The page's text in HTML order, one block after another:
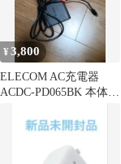
¥3,800
ELECOM AC充電器
ACDC-PD065BK 本体